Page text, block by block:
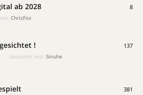
ab 2028
ChrisFox
8
!
Gestartet von: Sinuhe
137
381